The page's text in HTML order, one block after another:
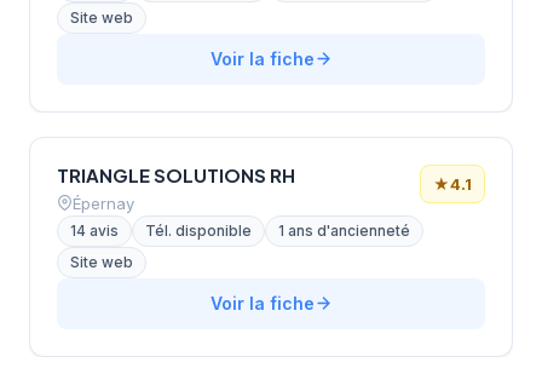
Site web
Voir la fiche
TRIANGLE SOLUTIONS RH
Épernay
★4.1
14 avis Tél. disponible
1 ans d'ancienneté
Site web
Voir la fiche